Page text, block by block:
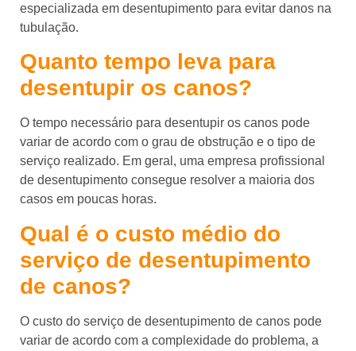
especializada em desentupimento para evitar danos na
tubulação.
Quanto tempo leva para
desentupir os canos?
O tempo necessário para desentupir os canos pode
variar de acordo com o grau de obstrução e o tipo de
serviço realizado. Em geral, uma empresa profissional
de desentupimento consegue resolver a maioria dos
casos em poucas horas.
Qual é o custo médio do
serviço de desentupimento
de canos?
O custo do serviço de desentupimento de canos pode
variar de acordo com a complexidade do problema, a